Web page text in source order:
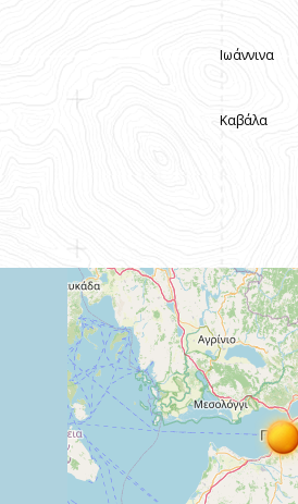
Ιωάννινα
Καβάλα